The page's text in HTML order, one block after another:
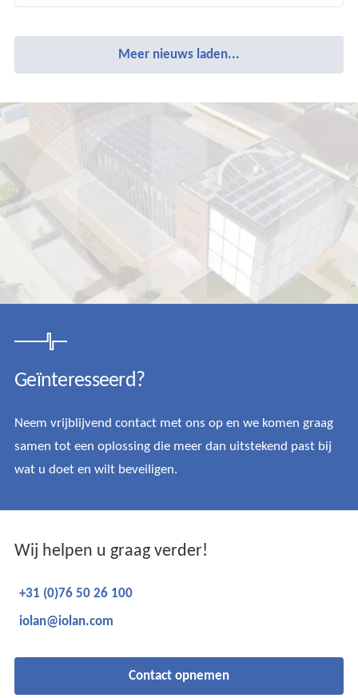
Meer nieuws laden...
Geïnteresseerd?
Neem vrijblijvend contact met ons op en we komen graag
samen tot een oplossing die meer dan uitstekend past bij
wat u doet en wilt beveiligen.
Wij helpen u graag verder!
+31 (0)76 50 26 100
iolan@iolan.com
Contact opnemen